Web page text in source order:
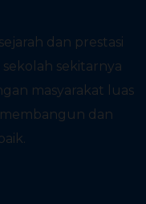
dan prestasi
sekitarnya
masyarakat luas
dan